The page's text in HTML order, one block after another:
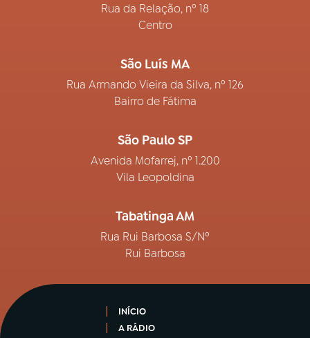
Rua da Relação, nº 18
Centro
São Luís MA
Rua Armando Vieira da Silva, nº 126
Bairro de Fátima
São Paulo SP
Avenida Mofarrej, nº 1.200
Vila Leopoldina
Tabatinga AM
Rua Rui Barbosa S/Nº
Rui Barbosa
INÍCIO
A RÁDIO